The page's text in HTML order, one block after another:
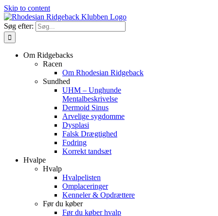
Skip to content
Søg efter:
Om Ridgebacks
Racen
Om Rhodesian Ridgeback
Sundhed
UHM – Unghunde
Mentalbeskrivelse
Dermoid Sinus
Arvelige sygdomme
Dysplasi
Falsk Drægtighed
Fodring
Korrekt tandsæt
Hvalpe
Hvalp
Hvalpelisten
Omplaceringer
Kenneler & Opdrættere
Før du køber
Før du køber hvalp